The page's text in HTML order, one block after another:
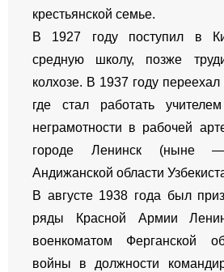
крестьянской семье.
В 1927 году поступил в
средную школу, позже
колхозе. В 1937 году
где стал работать
неграмотности в рабочей
городе Ленинск (ныне
Андижанской области
В августе 1938 года был
ряды Красной Армии
военкоматом Ферганской
войны в должности